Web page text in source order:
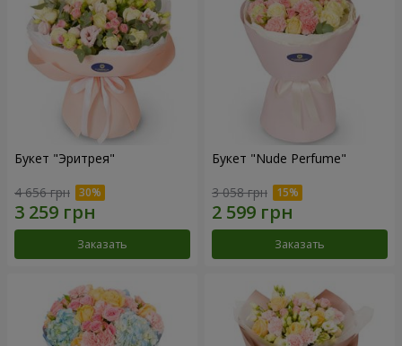
Букет "Эритрея"
4 656 грн
Заказать
Букет "Nude Perfume"
3 058 грн
Заказать